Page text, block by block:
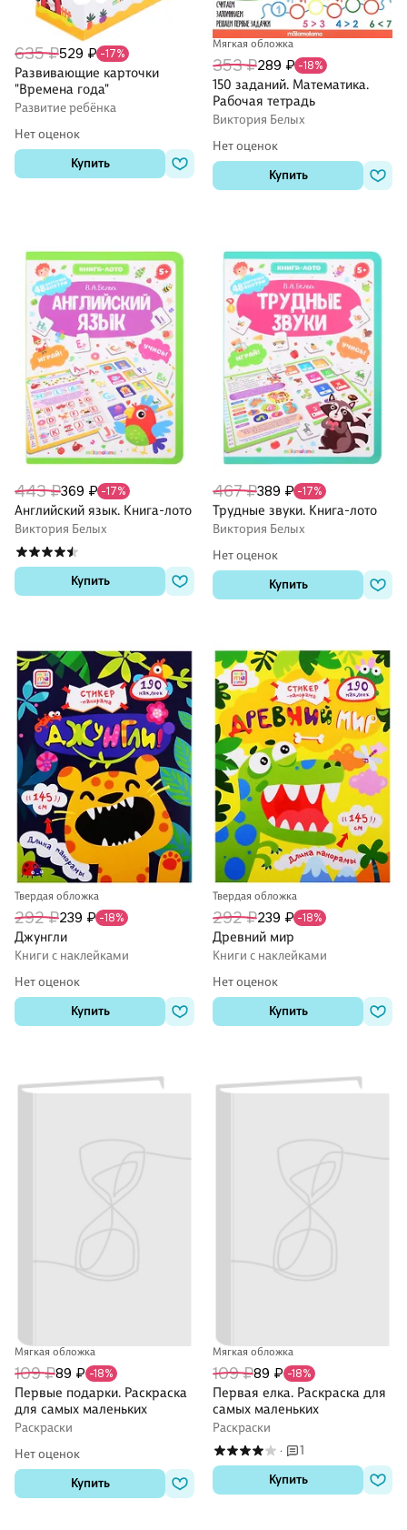
635 ₽529 ₽ -17%
Развивающие карточки
"Времена года"
Развитие ребёнка
Нет оценок
Купить
Мягкая обложка
353 ₽289 ₽ -18%
150 заданий. Математика.
Рабочая тетрадь
Виктория Белых
Нет оценок
Купить
443 ₽369 ₽ -17%
Английский язык. Книга-лото
Виктория Белых
Купить
467 ₽389 ₽ -17%
Трудные звуки. Книга-лото
Виктория Белых
Нет оценок
Купить
Твердая обложка
292 ₽239 ₽ -18%
Джунгли
Книги с наклейками
Нет оценок
Купить
Твердая обложка
292 ₽239 ₽ -18%
Древний мир
Книги с наклейками
Нет оценок
Купить
Мягкая обложка
109 ₽89 ₽ -18%
Первые подарки. Раскраска
для самых маленьких
Раскраски
Нет оценок
Купить
Мягкая обложка
109 ₽89 ₽ -18%
Первая елка. Раскраска для
самых маленьких
Раскраски
·
1
Купить